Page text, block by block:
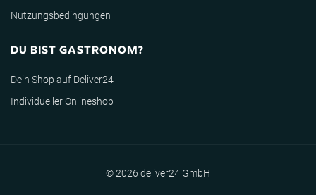
Nutzungsbedingungen
DU BIST GASTRONOM?
Dein Shop auf Deliver24
Individueller Onlineshop
© 2026 deliver24 GmbH